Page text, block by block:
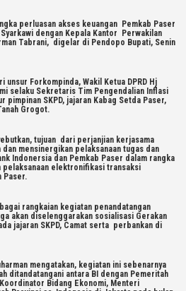
perluasan akses keuangan Pemkab Paser
dengan Kepala Kantor Perwakilan
Tabrani, digelar di Pendopo Bupati, Senin
unsur Forkompinda, Wakil Ketua DPRD Hj
selaku Sekretaris Tim Pengendalian Inflasi
pimpinan SKPD, jajaran Kabag Setda Paser,
Grogot.
tujuan dari perjanjian kerjasama
mensinergikan pelaksanaan tugas dan
Indonersia dan Pemkab Paser dalam rangka
pelaksanaan elektronifikasi transaksi
Paser.
rangkaian kegiatan penandatangan
akan diselenggarakan sosialisasi Gerakan
jajaran SKPD, Camat serta perbankan di
mengatakan, kegiatan ini sebenarnya
ditandatangani antara BI dengan Pemeritah
Bidang Ekonomi, Menteri